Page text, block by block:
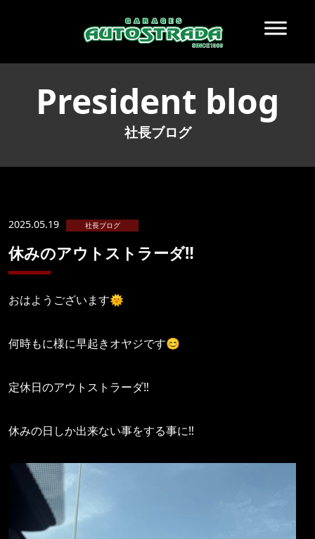
President blog
社長ブログ
2025.05.19 社長ブログ
休みのアウトストラーダ‼️
おはようございます🌞
何時もに様に早起きオヤジです😊
定休日のアウトストラーダ‼️
休みの日しか出来ない事をする事に‼️